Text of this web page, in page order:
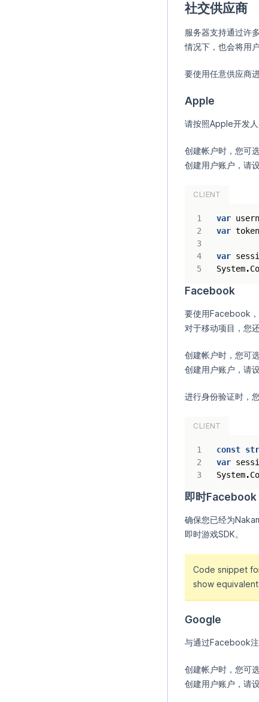
社交供应商
服务器支持通过许
情况下，也会将用
要使用任意供应商
Apple
请按照Apple开发
创建帐户时，您可
创建用户账户，请
CLIENT
3
4
5
var
var token
var
System.
Facebook
要使用Facebook
对于移动项目，您
创建帐户时，您可
创建用户账户，请
进行身份验证时，
CLIENT
3
const
var
System.
即时Facebook
确保您已经为
即时游戏SDK。
Code snippet
show
Google
与通过Facebook注
创建帐户时，您可
创建用户账户，请